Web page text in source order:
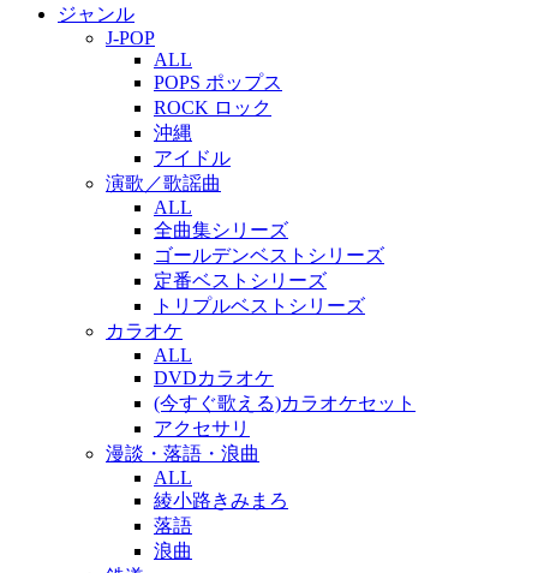
ジャンル
J-POP
ALL
POPS ポップス
ROCK ロック
沖縄
アイドル
演歌／歌謡曲
ALL
全曲集シリーズ
ゴールデンベストシリーズ
定番ベストシリーズ
トリプルベストシリーズ
カラオケ
ALL
DVDカラオケ
(今すぐ歌える)カラオケセット
アクセサリ
漫談・落語・浪曲
ALL
綾小路きみまろ
落語
浪曲